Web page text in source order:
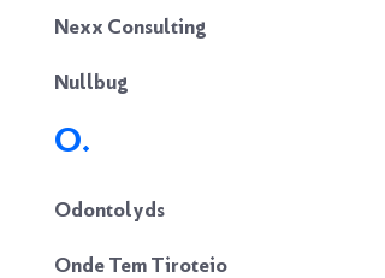
Nexx Consulting
Nullbug
O.
Odontolyds
Onde Tem Tiroteio